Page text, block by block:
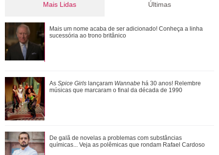
Mais Lidas
Com a nova temporada de Minha Vida com a Família
Walter... Confira os triângulos amorosos d...
Thiago Martins assume relacionamento com Luiza Caldi, ex
de Nicolas Prattes, em primeira apar...
Relembre as vezes que Virginia Fonseca deu um fim a
polêmicas sem rebater diretamente os fat...
Últimas
Mais um nome acaba de ser adicionado! Conheça a linha
sucessória ao trono britânico
As Spice Girls lançaram Wannabe há 30 anos! Relembre
músicas que marcaram o final da década de 1990
De galã de novelas a problemas com substâncias
químicas... Veja as polêmicas que rondam Rafael Cardoso